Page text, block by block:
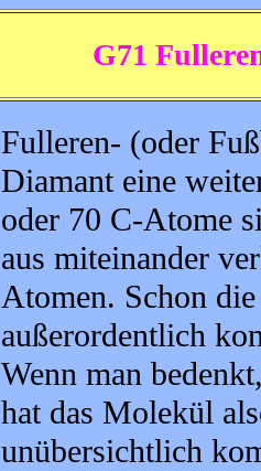
G71
Fulleren- (oder
Diamant eine
oder 70 C-Atome
aus miteinander
Atomen. Schon
außerordentlich
Wenn man
hat das Molekül
unübersichtlich